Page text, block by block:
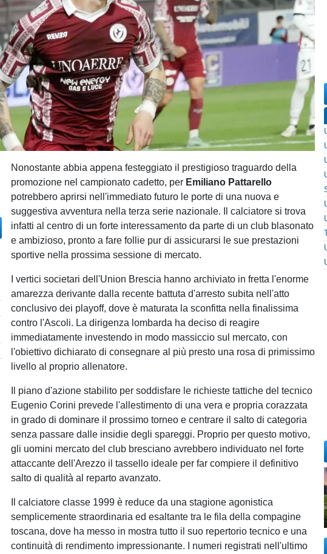
Nonostante abbia appena festeggiato il prestigioso traguardo della
promozione nel campionato cadetto, per Emiliano Pattarello
potrebbero aprirsi nell'immediato futuro le porte di una nuova e
suggestiva avventura nella terza serie nazionale. Il calciatore si trova
infatti al centro di un forte interessamento da parte di un club blasonato
e ambizioso, pronto a fare follie pur di assicurarsi le sue prestazioni
sportive nella prossima sessione di mercato.
I vertici societari dell'Union Brescia hanno archiviato in fretta l'enorme
amarezza derivante dalla recente battuta d'arresto subita nell'atto
conclusivo dei playoff, dove è maturata la sconfitta nella finalissima
contro l'Ascoli. La dirigenza lombarda ha deciso di reagire
immediatamente investendo in modo massiccio sul mercato, con
l'obiettivo dichiarato di consegnare al più presto una rosa di primissimo
livello al proprio allenatore.
Il piano d'azione stabilito per soddisfare le richieste tattiche del tecnico
Eugenio Corini prevede l'allestimento di una vera e propria corazzata
in grado di dominare il prossimo torneo e centrare il salto di categoria
senza passare dalle insidie degli spareggi. Proprio per questo motivo,
gli uomini mercato del club bresciano avrebbero individuato nel forte
attaccante dell'Arezzo il tassello ideale per far compiere il definitivo
salto di qualità al reparto avanzato.
Il calciatore classe 1999 è reduce da una stagione agonistica
semplicemente straordinaria ed esaltante tra le fila della compagine
toscana, dove ha messo in mostra tutto il suo repertorio tecnico e una
continuità di rendimento impressionante. I numeri registrati nell'ultimo